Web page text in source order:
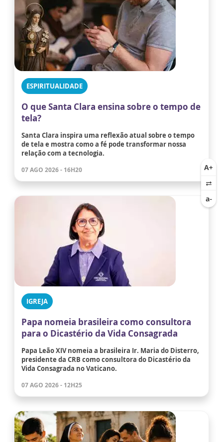
ESPIRITUALIDADE
O que Santa Clara ensina sobre o tempo de
tela?
Santa Clara inspira uma reflexão atual sobre o tempo
de tela e mostra como a fé pode transformar nossa
relação com a tecnologia.
07 AGO 2026 - 16H20
IGREJA
Papa nomeia brasileira como consultora
para o Dicastério da Vida Consagrada
Papa Leão XIV nomeia a brasileira Ir. Maria do Disterro,
presidente da CRB como consultora do Dicastério da
Vida Consagrada no Vaticano.
07 AGO 2026 - 12H25